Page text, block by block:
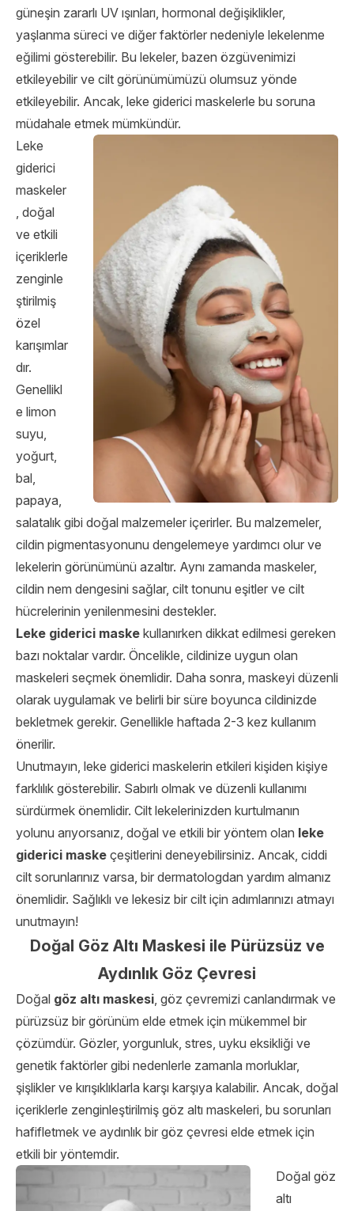
güneşin zararlı UV ışınları, hormonal değişiklikler,
yaşlanma süreci ve diğer faktörler nedeniyle lekelenme
eğilimi gösterebilir. Bu lekeler, bazen özgüvenimizi
etkileyebilir ve cilt görünümümüzü olumsuz yönde
etkileyebilir. Ancak, leke giderici maskelerle bu soruna
müdahale etmek mümkündür.
Leke
giderici
maskeler
, doğal
ve etkili
içeriklerle
zenginle
ştirilmiş
özel
karışımlar
dır.
Genellikl
e limon
suyu,
yoğurt,
bal,
papaya,
salatalık gibi doğal malzemeler içerirler. Bu malzemeler,
cildin pigmentasyonunu dengelemeye yardımcı olur ve
lekelerin görünümünü azaltır. Aynı zamanda maskeler,
cildin nem dengesini sağlar, cilt tonunu eşitler ve cilt
hücrelerinin yenilenmesini destekler.
Leke giderici maske kullanırken dikkat edilmesi gereken
bazı noktalar vardır. Öncelikle, cildinize uygun olan
maskeleri seçmek önemlidir. Daha sonra, maskeyi düzenli
olarak uygulamak ve belirli bir süre boyunca cildinizde
bekletmek gerekir. Genellikle haftada 2-3 kez kullanım
önerilir.
Unutmayın, leke giderici maskelerin etkileri kişiden kişiye
farklılık gösterebilir. Sabırlı olmak ve düzenli kullanımı
sürdürmek önemlidir. Cilt lekelerinizden kurtulmanın
yolunu arıyorsanız, doğal ve etkili bir yöntem olan leke
giderici maske çeşitlerini deneyebilirsiniz. Ancak, ciddi
cilt sorunlarınız varsa, bir dermatologdan yardım almanız
önemlidir. Sağlıklı ve lekesiz bir cilt için adımlarınızı atmayı
unutmayın!
Doğal Göz Altı Maskesi ile Pürüzsüz ve
Aydınlık Göz Çevresi
Doğal göz altı maskesi, göz çevremizi canlandırmak ve
pürüzsüz bir görünüm elde etmek için mükemmel bir
çözümdür. Gözler, yorgunluk, stres, uyku eksikliği ve
genetik faktörler gibi nedenlerle zamanla morluklar,
şişlikler ve kırışıklıklarla karşı karşıya kalabilir. Ancak, doğal
içeriklerle zenginleştirilmiş göz altı maskeleri, bu sorunları
hafifletmek ve aydınlık bir göz çevresi elde etmek için
etkili bir yöntemdir.
Doğal göz
altı